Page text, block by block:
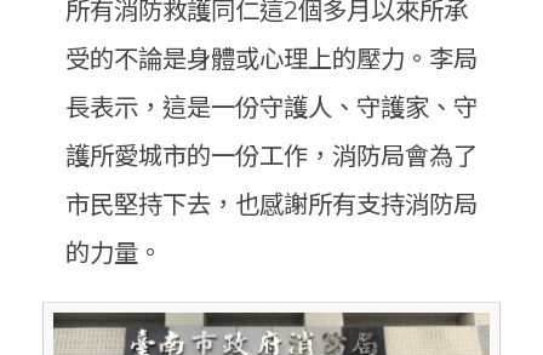
所有消防救護同仁這2個多月以來所承
受的不論是身體或心理上的壓力。李局
長表示，這是一份守護人、守護家、守
護所愛城市的一份工作，消防局會為了
市民堅持下去，也感謝所有支持消防局
的力量。